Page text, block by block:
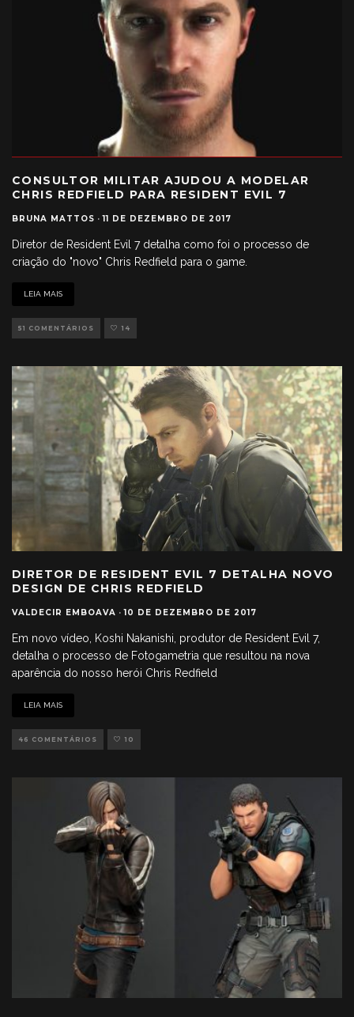
CONSULTOR MILITAR AJUDOU A MODELAR
CHRIS REDFIELD PARA RESIDENT EVIL 7
BRUNA MATTOS · 11 DE DEZEMBRO DE 2017
Diretor de Resident Evil 7 detalha como foi o processo de
criação do "novo" Chris Redfield para o game.
LEIA MAIS
51 COMENTÁRIOS 14
DIRETOR DE RESIDENT EVIL 7 DETALHA NOVO
DESIGN DE CHRIS REDFIELD
VALDECIR EMBOAVA · 10 DE DEZEMBRO DE 2017
Em novo vídeo, Koshi Nakanishi, produtor de Resident Evil 7,
detalha o processo de Fotogametria que resultou na nova
aparência do nosso herói Chris Redfield
LEIA MAIS
46 COMENTÁRIOS 10